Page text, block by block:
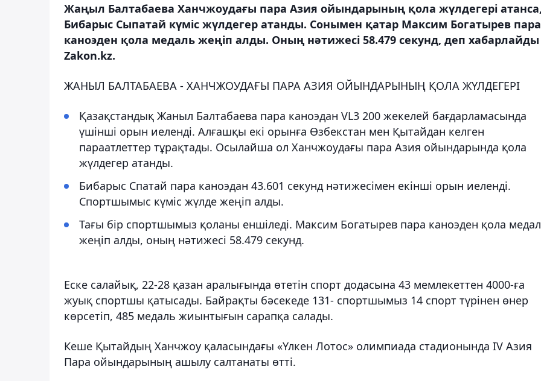
Жаңыл Балтабаева Ханчжоудағы пара Азия ойындарының қола жүлдегері
Бибарыс Сыпатай күміс жүлдегер атанды. Сонымен қатар Максим Богатырев пара
каноэден қола медаль жеңіп алды. Оның нәтижесі 58.479 секунд, деп хабарлайды
Zakon.kz.
ЖАНЫЛ БАЛТАБАЕВА - ХАНЧЖОУДАҒЫ ПАРА АЗИЯ ОЙЫНДАРЫНЫҢ ҚОЛА ЖҮЛДЕГЕРІ
Қазақстандық Жаныл Балтабаева пара каноэдан VL3 200 жекелей бағдарламасында
үшінші орын иеленді. Алғашқы екі орынға Өзбекстан мен Қытайдан келген
параатлеттер тұрақтады. Осылайша ол Ханчжоудағы пара Азия ойындарында қола
жүлдегер атанды.
Бибарыс Спатай пара каноэдан 43.601 секунд нәтижесімен екінші орын иеленді.
Спортшымыс күміс жүлде жеңіп алды.
Тағы бір спортшымыз қоланы еншіледі. Максим Богатырев пара каноэден қола
жеңіп алды, оның нәтижесі 58.479 секунд.
Еске салайық, 22-28 қазан аралығында өтетін спорт додасына 43 мемлекеттен 4000-ға
жуық спортшы қатысады. Байрақты бәсекеде 131- спортшымыз 14 спорт түрінен өнер
көрсетіп, 485 медаль жиынтығын сарапқа салады.
Кеше Қытайдың Ханчжоу қаласындағы «Үлкен Лотос» олимпиада стадионында IV Азия
Пара ойындарының ашылу салтанаты өтті.